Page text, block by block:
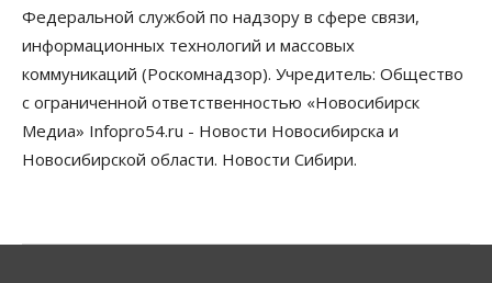
Треть автовладельцев в Новосибирской области
«поставили машины на прикол»
07 Августа 2026, 13:00
Власть
Школы, библиотеки, пешеходные тротуары:
депутаты Госдумы контролируют работы на
социальных объектах
07 Августа 2026, 12:35
Синоптики рассказали о погоде в Новосибирске
Федеральной службой по надзору в сфере связи,
информационных технологий и массовых
коммуникаций (Роскомнадзор). Учредитель: Общество
с ограниченной ответственностью «Новосибирск
Медиа» Infopro54.ru - Новости Новосибирска и
Новосибирской области. Новости Сибири.